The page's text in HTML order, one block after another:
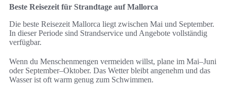
Beste Reisezeit für Strandtage auf Mallorca
Die beste Reisezeit Mallorca liegt zwischen Mai und September.
In dieser Periode sind Strandservice und Angebote vollständig
verfügbar.
Wenn du Menschenmengen vermeiden willst, plane im Mai–Juni
oder September–Oktober. Das Wetter bleibt angenehm und das
Wasser ist oft warm genug zum Schwimmen.